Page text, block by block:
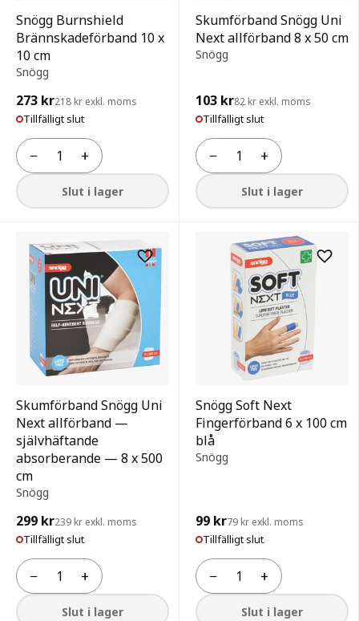
Snögg Burnshield
Brännskadeförband 10 x
10 cm
Snögg
273 kr218 kr exkl. moms
Tillfälligt slut
−
Antal +
Slut i lager
Skumförband Snögg Uni
Next allförband 8 x 50 cm
Snögg
103 kr82 kr exkl. moms
Tillfälligt slut
−
Antal +
Slut i lager
Skumförband Snögg Uni
Next allförband —
självhäftande
absorberande — 8 x 500
cm
Snögg
299 kr239 kr exkl. moms
Tillfälligt slut
−
Antal +
Slut i lager
Snögg Soft Next
Fingerförband 6 x 100 cm
blå
Snögg
99 kr79 kr exkl. moms
Tillfälligt slut
−
Antal +
Slut i lager